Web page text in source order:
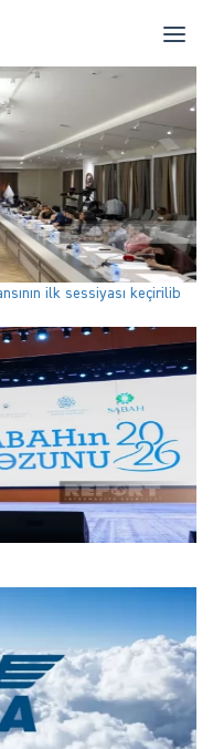
ilk sessiyası keçirilib